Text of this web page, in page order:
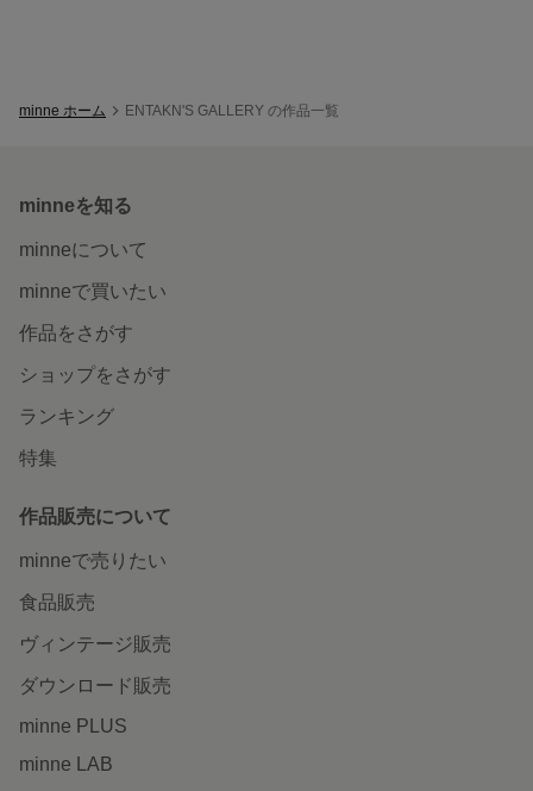
minne ホーム ENTAKN'S GALLERY の作品一覧
minneを知る
minneについて
minneで買いたい
作品をさがす
ショップをさがす
ランキング
特集
作品販売について
minneで売りたい
食品販売
ヴィンテージ販売
ダウンロード販売
minne PLUS
minne LAB